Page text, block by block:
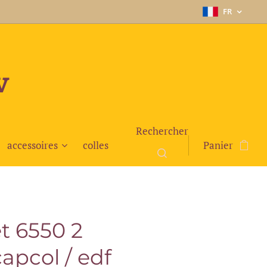
FR
accessoires colles
Rechercher
Panier
6550 2
/ edf